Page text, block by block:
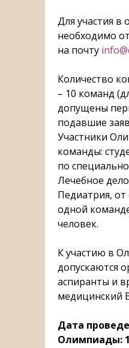
Для участия в
необходимо
на почту
Количество
– 10 команд
допущены
подавшие
Участники
команды:
по
Лечебное
Педиатрия,
одной
человек.
К участию в
допускаются
аспиранты и
медицинский
Дата
Олимпиады: